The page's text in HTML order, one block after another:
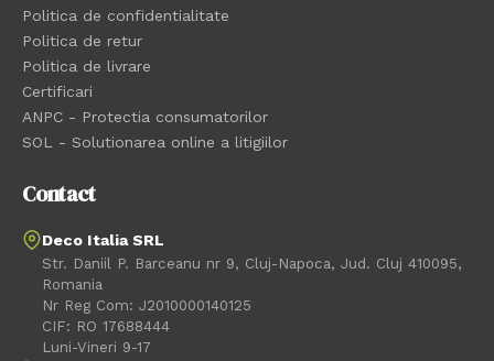
Politica de confidentialitate
Politica de retur
Politica de livrare
Certificari
ANPC - Protectia consumatorilor
SOL - Solutionarea online a litigiilor
Contact
Deco Italia SRL
Str. Daniil P. Barceanu nr 9, Cluj-Napoca, Jud. Cluj 410095,
Romania
Nr Reg Com: J2010000140125
CIF: RO 17688444
Luni-Vineri 9-17